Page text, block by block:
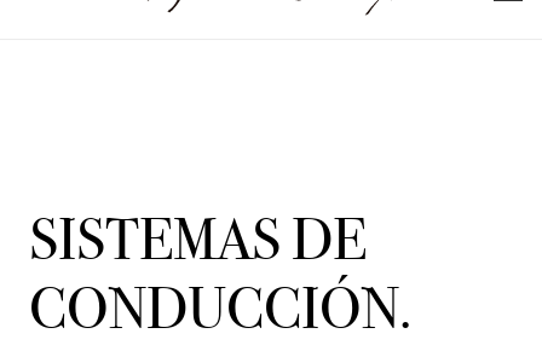
SISTEMAS DE
CONDUCCIÓN.